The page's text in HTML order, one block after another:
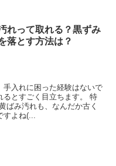
れって取れる？黒ずみ
落とす方法は？
手入れに困った経験はないで
るとすごく目立ちます。 特
ばみ汚れも、なんだか古く
よね(...